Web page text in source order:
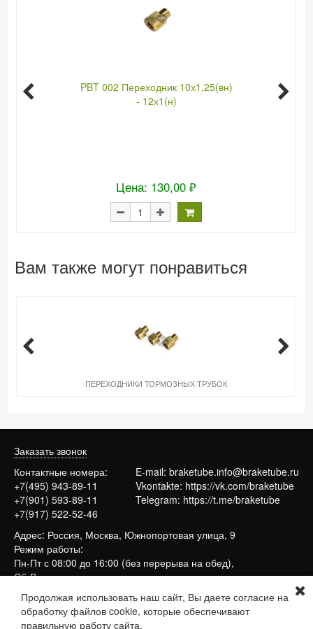
PBT 002 Переходник 10х1,25(вн)
- 12х1(н)
Цена: 130,00 ₽
Вам также могут понравиться
ПЕРЕХОДНИКИ ТОРМОЗНЫХ ТРУБОК
Заказать звонок
Контактные номера:
+7(495) 943-89-11
+7(901) 593-89-11
+7(917) 522-52-46
Адрес: Россия, Москва, Южнопортовая улица, 9
Режим работы:
Пн-Пт с 08:00 до 16:00 (без перерыва на обед),
Сб-Вс выходные
E-mail: braketube.info@braketube.ru
Vkontakte: https://vk.com/braketube
Telegram: https://t.me/braketube
Сайт работает на системеМойБизнес2
Продолжая использовать наш сайт, Вы даете согласие на
обработку файлов cookie, которые обеспечивают
правильную работу сайта.